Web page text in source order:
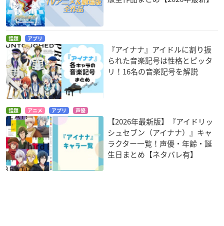
話題 アプリ
『アイナナ』アイドルに割り振
られた音楽記号は性格とピッタ
リ！16名の音楽記号を解説
話題 アニメ アプリ 声優
【2026年最新版】『アイドリッ
シュセブン（アイナナ）』キャ
ラクター一覧！声優・年齢・誕
生日まとめ【ネタバレ有】